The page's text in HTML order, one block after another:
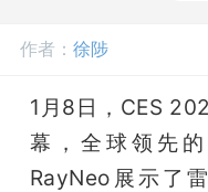
公
作者： 徐陟
1月8日，CES
幕，全球领先
RayNeo展示了